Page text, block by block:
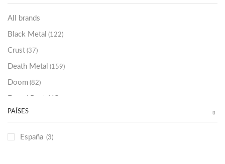
Sold Out
All brands
Black Metal (122)
Crust (37)
Death Metal (159)
Doom (82)
Grindcore
PAÍSES
España (3)